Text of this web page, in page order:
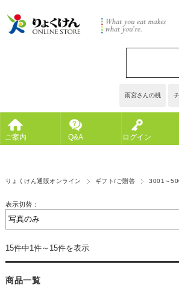
雨宮さんの桃
ご案内 Q&A ログイン
りょくけん通販オンライン ギフト/ご贈答 3001～
表示切替：
15件中1件～15件を表示
商品一覧